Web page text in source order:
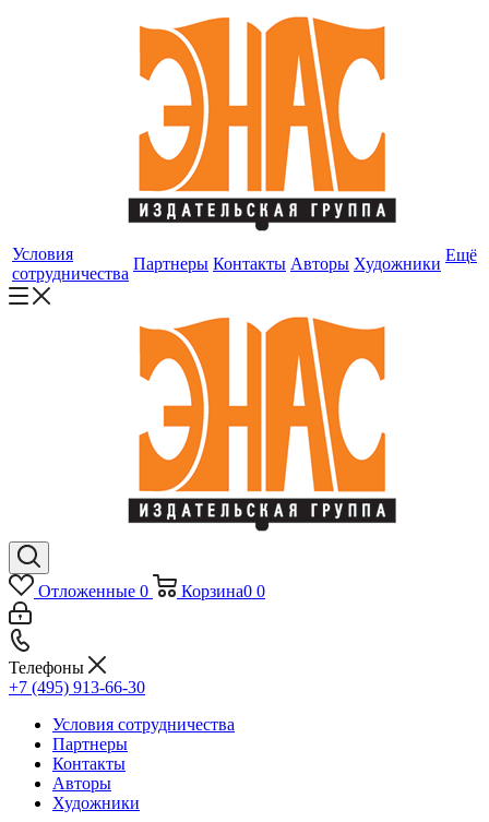
Условия
сотрудничества
Партнеры Контакты Авторы Художники Ещё
Отложенные 0 Корзина0 0
Телефоны
+7 (495) 913-66-30
Условия сотрудничества
Партнеры
Контакты
Авторы
Художники